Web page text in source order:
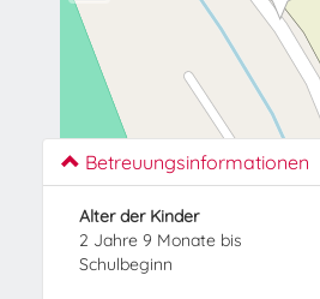
Betreuungsinformationen
Alter der Kinder
2 Jahre 9 Monate bis
Schulbeginn